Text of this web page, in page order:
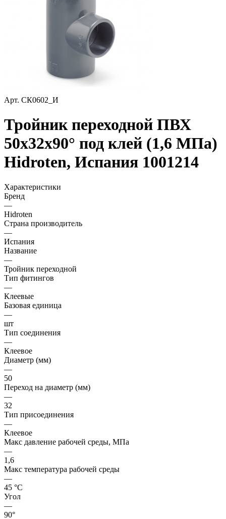
Арт. СК0602_И
Тройник переходной ПВХ
50х32х90° под клей (1,6 МПа)
Hidroten, Испания 1001214
Характеристики
Бренд
—
Hidroten
Страна производитель
—
Испания
Название
—
Тройник переходной
Тип фитингов
—
Клеевые
Базовая единица
—
шт
Тип соединения
—
Клеевое
Диаметр (мм)
—
50
Переход на диаметр (мм)
—
32
Тип присоединения
—
Клеевое
Макс давление рабочей среды, МПа
—
1,6
Макс температура рабочей среды
—
45 °С
Угол
—
90°